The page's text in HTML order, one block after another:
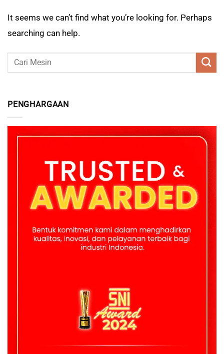
PENGHARGAAN
It seems we can’t find what you’re looking for. Perhaps
searching can help.